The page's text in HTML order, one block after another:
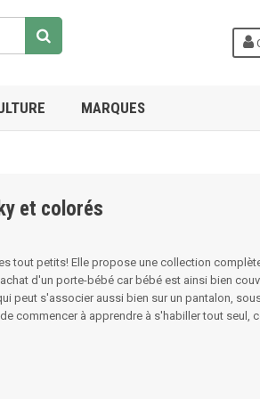
MARQUES
et colorés
tout petits! Elle propose une collection
d'un porte-bébé car bébé est ainsi bien
peut s'associer aussi bien sur un pantalon,
commencer à apprendre à s'habiller tout seul,